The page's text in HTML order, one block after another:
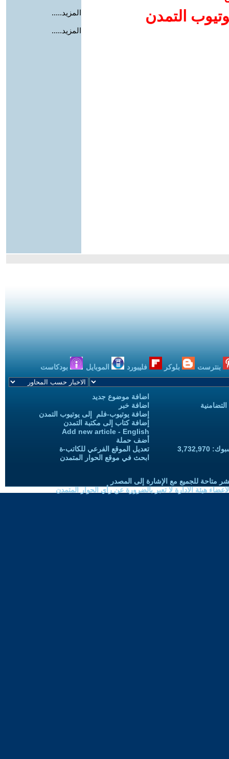
التمدن
المزيد.....
المزيد.....
بنترست بلوكر فليبورد الموبايل بودكاست
اضافة موضوع جديد
اضافة خبر
إضافة يوتيوب-فلم إلى يوتيوب التمدن
إضافة كتاب إلى مكتبة التمدن
Add new article - English
أضف حملة
تعديل الموقع الفرعي للكاتب-ة
ابحث في موقع الحوار المتمدن
متاحة للجميع مع الإشارة إلى المصدر
هيئة الادارة لا تعبر بالضرورة عن رأي الحوار المتمدن